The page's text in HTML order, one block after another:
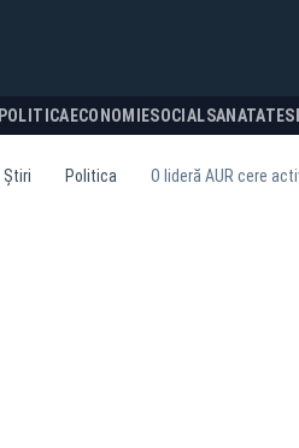
POLITICA ECONOMIESOCIALSANATATE
Știri Politica O lideră AUR cere